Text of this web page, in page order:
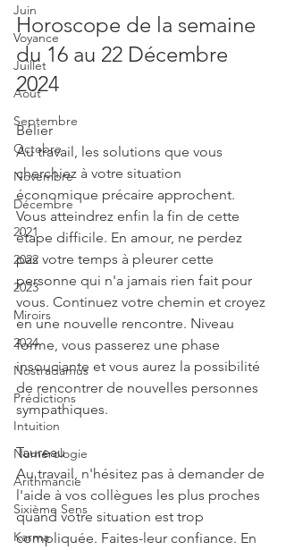
Juin
Voyance
Juillet
Août
Septembre
Octobre
Novembre
Décembre
2021
2022
2023
Miroirs
2024
Nostradamus
Prédictions
Intuition
Numérologie
Arithmancie
Sixième Sens
Karma
Horoscope de la semaine
du 16 au 22 Décembre
2024
Bélier
Au travail, les solutions que vous
cherchiez à votre situation
économique précaire approchent.
Vous atteindrez enfin la fin de cette
étape difficile. En amour, ne perdez
pas votre temps à pleurer cette
personne qui n'a jamais rien fait pour
vous. Continuez votre chemin et croyez
en une nouvelle rencontre. Niveau
forme, vous passerez une phase
insouciante et vous aurez la possibilité
de rencontrer de nouvelles personnes
sympathiques.
Taureau
Au travail, n'hésitez pas à demander de
l'aide à vos collègues les plus proches
quand votre situation est trop
compliquée. Faites-leur confiance. En